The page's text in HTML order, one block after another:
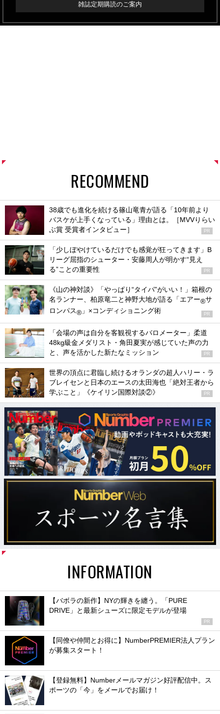
雑誌定期購読のご案内
RECOMMEND
38歳でも進化を続ける篠山竜青が語る「10年前より
バスケが上手くなっている」理由とは。［MVVりらい
ぶ賞 受賞者インタビュー］
PR
「少しぼやけているだけでも感覚が狂ってきます」B
リーグ屈指のシューター・安藤周人が明かす“見え
る”ことの重要性
PR
《山の神対談》「やっぱり“タイパ”がいい！」箱根の
名ランナー、柏原竜二と神野大地が語る「エアー®サ
ロンパス® 」×コンディショニング術 PR
「会場の声は自分を客観視するバロメーター」柔道
48kg級金メダリスト・角田夏実が感じていた声の力
と、声を活かした新たなミッション
PR
世界の頂点に君臨し続けるオランダの超人ハリー・ラ
ブレイセンと日本のエースの太田海也「絶対王者から
学ぶこと」《ケイリン国際対談②》
PR
INFORMATION
【バボラの新作】NYの輝きを纏う。「PURE
DRIVE」と最新シューズに限定モデルが登場
PR
【同僚や仲間とお得に】NumberPREMIER法人プラン
が募集スタート！
【登録無料】Numberメールマガジン好評配信中。ス
ポーツの「今」をメールでお届け！